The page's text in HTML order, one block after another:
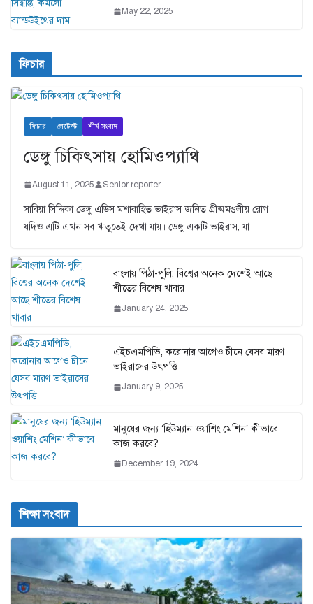
May 22, 2025
ফিচার
ফিচার লেটেস্ট শীর্ষ সংবাদ
ডেঙ্গু চিকিৎসায় হোমিওপ্যাথি
August 11, 2025 Senior reporter
সাবিয়া সিদ্দিকা ডেঙ্গু এডিস মশাবাহিত ভাইরাস জনিত গ্রীষ্মমণ্ডলীয় রোগ
যদিও এটি এখন সব ঋতুতেই দেখা যায়। ডেঙ্গু একটি ভাইরাস, যা
বাংলায় পিঠা-পুলি, বিশ্বের অনেক দেশেই আছে
শীতের বিশেষ খাবার
January 24, 2025
এইচএমপিভি, করোনার আগেও চীনে যেসব মারণ
ভাইরাসের উৎপত্তি
January 9, 2025
মানুষের জন্য ‘হিউম্যান ওয়াশিং মেশিন’ কীভাবে
কাজ করবে?
December 19, 2024
শিক্ষা সংবাদ